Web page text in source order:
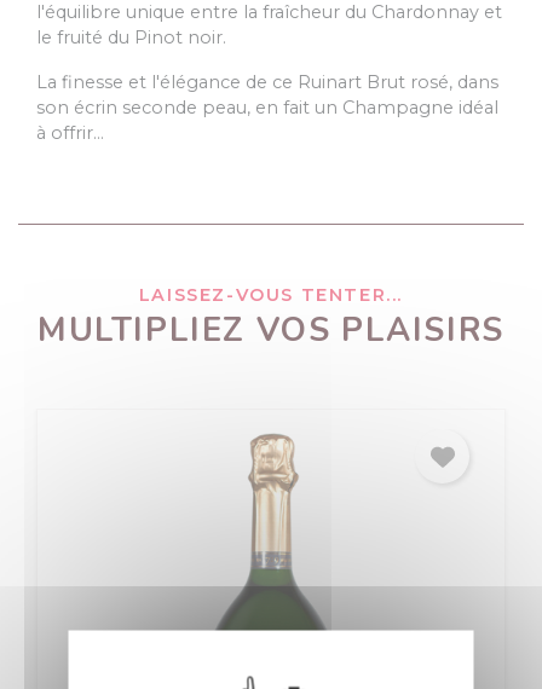
l'équilibre unique entre la fraîcheur du Chardonnay et
le fruité du Pinot noir.
La finesse et l'élégance de ce Ruinart Brut rosé, dans
son écrin seconde peau, en fait un Champagne idéal
à offrir…
LAISSEZ-VOUS TENTER...
MULTIPLIEZ VOS PLAISIRS